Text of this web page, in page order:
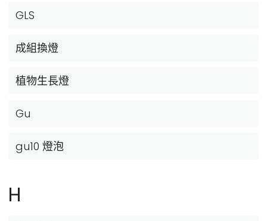
GLS
成組換燈
植物生長燈
Gu
gu10 燈泡
H